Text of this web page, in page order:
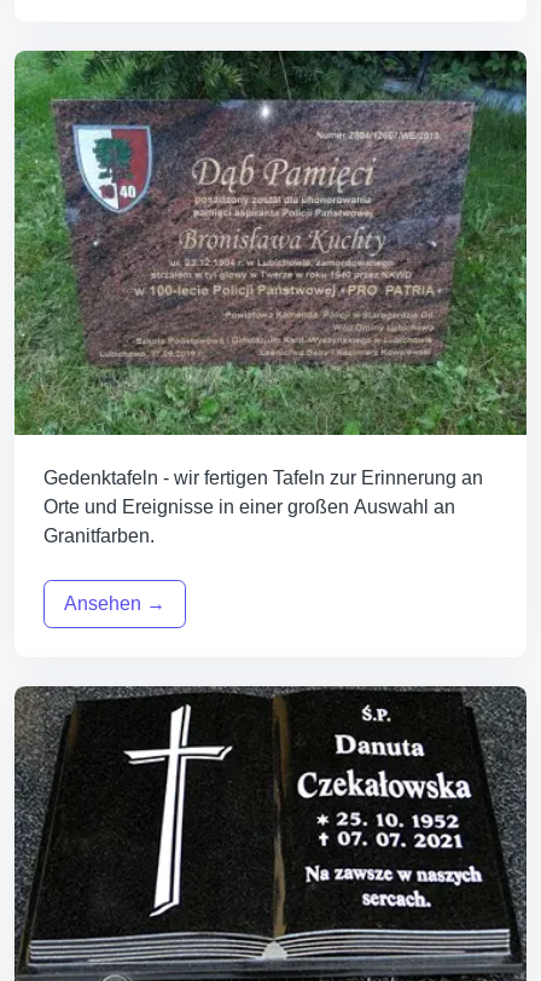
Gedenktafeln - wir fertigen Tafeln zur Erinnerung an
Orte und Ereignisse in einer großen Auswahl an
Granitfarben.
Ansehen →